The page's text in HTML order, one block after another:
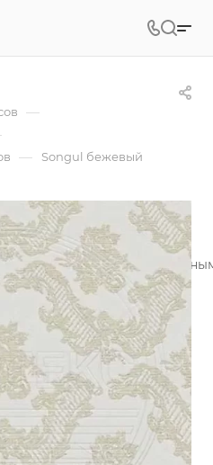
—
— Songul бежевый
ткань с красивым
опции